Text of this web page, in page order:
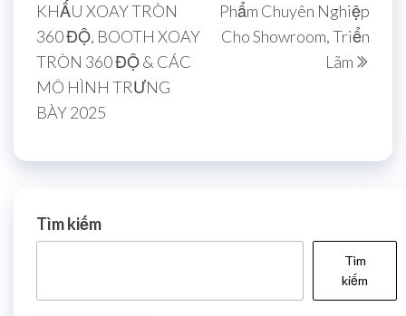
KHẤU XOAY TRÒN
360 ĐỘ, BOOTH XOAY
TRÒN 360 ĐỘ & CÁC
MÔ HÌNH TRƯNG
BÀY 2025
Phẩm Chuyên Nghiệp
Cho Showroom, Triển
Lãm
Tìm kiếm
Tìm
kiếm